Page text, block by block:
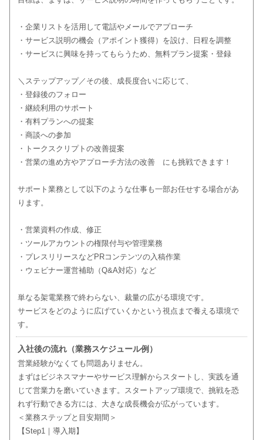
・企業リストを活用して電話やメールでアプローチ
・サービス説明の機会（アポイント獲得）を設け、日程を調整
・サービスに興味を持ってもらうため、無料プラン提案・登録
＼ステップアップ／その後、成長度合いに応じて、
・登録後のフォロー
・継続利用のサポート
・有料プランへの提案
・商談への参加
・トークスクリプトの改善提案
・営業の進め方やアプローチ方法の改善 にも挑戦できます！
サポート業務として以下のような仕事も一部お任せする場合があ
ります。
・営業資料の作成、修正
・ツールアカウントの権限付与や管理業務
・プレスリリースなどPRコンテンツの入稿作業
・ウェビナー運営補助（Q&A対応）など
単なる架電業務で終わらない、裁量の広がる環境です。
サービスをどのように広げていくかという視点まで養える環境で
す。
入社後の流れ（業務スケジュール例）
営業経験がなくても問題ありません。
まずはビジネスマナーやサービス理解からスタートし、実践を通
じて営業力を磨いていきます。スタートアップ環境で、挑戦を恐
れず行動できる方には、大きな成長機会が広がっています。
＜業務ステップと目安期間＞
【Step1｜導入期】